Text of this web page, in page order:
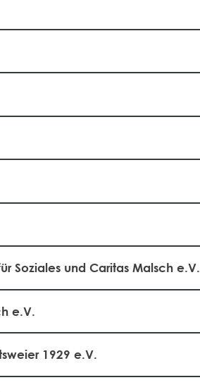
Soziales und Caritas Malsch e.V.
e.V.
1929 e.V.